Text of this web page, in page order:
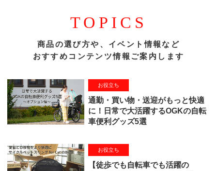
TOPICS
商品の選び方や、イベント情報など
おすすめコンテンツ情報ご案内します
お役立ち
通勤・買い物・送迎がもっと快適
に！日常で大活躍するOGKの自転
車便利グッズ5選
お役立ち
【徒歩でも自転車でも活躍の